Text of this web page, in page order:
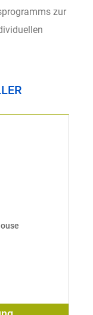
zur